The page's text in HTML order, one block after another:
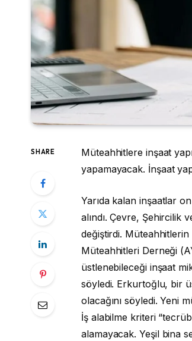
SHARE
Müteahhitlere inşaat
yapamayacak. İnşaat
Yarıda kalan inşaatlar
alındı. Çevre, Şehircilik
değiştirdi. Müteahhitlerin
Müteahhitleri Derneği
üstlenebileceği inşaat
söyledi. Erkurtoğlu, bir
olacağını söyledi. Yeni
İş alabilme kriteri
alamayacak. Yeşil bina